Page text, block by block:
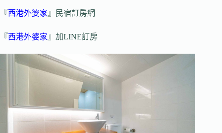
『西港外婆家 』民宿訂房網
『西港外婆家 』加LINE訂房